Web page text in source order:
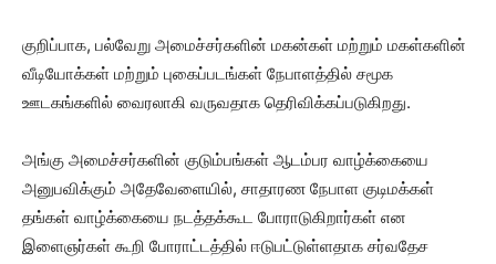
குறிப்பாக, பல்வேறு அமைச்சர்களின் மகன்கள் மற்றும் மகள்களின்
வீடியோக்கள் மற்றும் புகைப்படங்கள் நேபாளத்தில் சமூக
ஊடகங்களில் வைரலாகி வருவதாக தெரிவிக்கப்படுகிறது.
அங்கு அமைச்சர்களின் குடும்பங்கள் ஆடம்பர வாழ்க்கையை
அனுபவிக்கும் அதேவேளையில், சாதாரண நேபாள குடிமக்கள்
தங்கள் வாழ்க்கையை நடத்தக்கூட போராடுகிறார்கள் என
இளைஞர்கள் கூறி போராட்டத்தில் ஈடுபட்டுள்ளதாக சர்வதேச